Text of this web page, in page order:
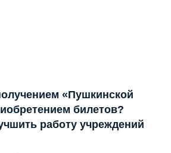
«Пушкинской
билетов?
работу учреждений